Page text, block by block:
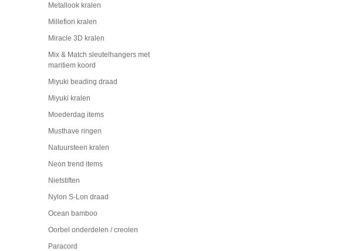
Metallook kralen
Millefiori kralen
Miracle 3D kralen
Mix & Match sleutelhangers met
maritiem koord
Miyuki beading draad
Miyuki kralen
Moederdag items
Musthave ringen
Natuursteen kralen
Neon trend items
Nietstiften
Nylon S-Lon draad
Ocean bamboo
Oorbel onderdelen / creolen
Paracord